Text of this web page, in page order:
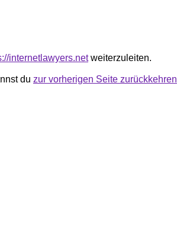
internetlawyers.netweiterzuleiten.
du zur vorherigen Seite zurückkehren